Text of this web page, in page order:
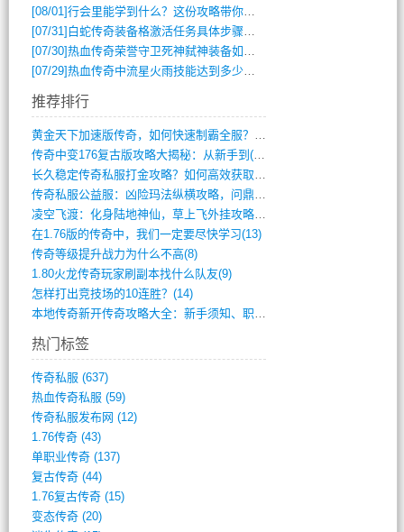
[08/01]行会里能学到什么？这份攻略带你全掌握
[07/31] 白蛇传奇装备格激活任务具体步骤是什么？如何完成？
[07/30]热血传奇荣誉守卫死神弑神装备如何获取与佩戴攻略？
[07/29]热血传奇中流星火雨技能达到多少级可以开始练装备？
推荐排行
黄金天下加速版传奇，如何快速制霸全服？(948)
传奇中变176复古版攻略大揭秘：从新手到(344)
长久稳定传奇私服打金攻略？如何高效获取资(415)
传奇私服公益服：凶险玛法纵横攻略，问鼎巅(840)
凌空飞渡：化身陆地神仙，草上飞外挂攻略(341)
在1.76版的传奇中，我们一定要尽快学习(13)
传奇等级提升战力为什么不高(8)
1.80火龙传奇玩家刷副本找什么队友(9)
怎样打出竞技场的10连胜？(14)
本地传奇新开传奇攻略大全：新手须知、职业(568)
热门标签
传奇私服 (637)
热血传奇私服 (59)
传奇私服发布网 (12)
1.76传奇(43)
单职业传奇(137)
复古传奇(44)
1.76复古传奇(15)
变态传奇(20)